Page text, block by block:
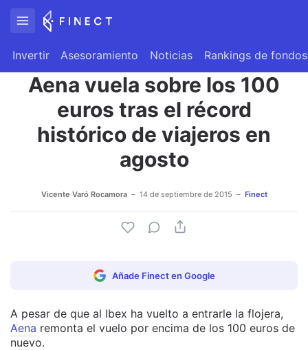
Invertir Asesoramiento Noticias Rankings de fondos
Aena vuela sobre los 100
euros tras el récord
histórico de viajeros en
agosto
Vicente Varó Rocamora 14 de septiembre de 2015 Finect
Añade Finect en Google
A pesar de que al Ibex ha vuelto a entrarle la flojera,
Aena remonta el vuelo por encima de los 100 euros de
nuevo.